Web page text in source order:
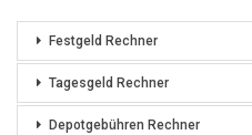
Festgeld Rechner
Tagesgeld Rechner
Depotgebühren Rechner